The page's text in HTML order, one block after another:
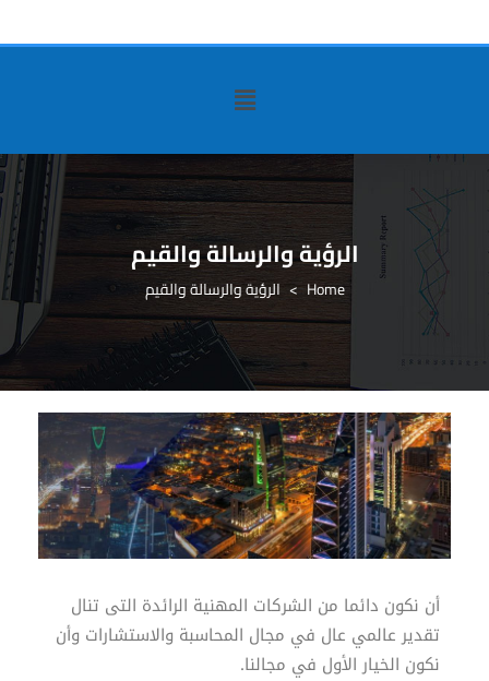
الرؤية والرسالة والقيم
> الرؤية والرسالة والقيم
أن نكون دائما من الشركات المهنية الرائدة التى تنال
تقدير عالمي عال في مجال المحاسبة والاستشارات وأن
نكون الخيار الأول في مجالنا.